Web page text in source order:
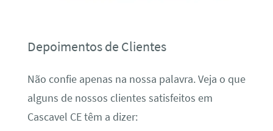
Depoimentos de Clientes
Não confie apenas na nossa palavra. Veja o que
alguns de nossos clientes satisfeitos em
Cascavel CE têm a dizer: